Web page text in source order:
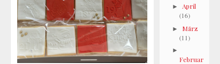
►April
(16)
► März
(11)
►
Februar